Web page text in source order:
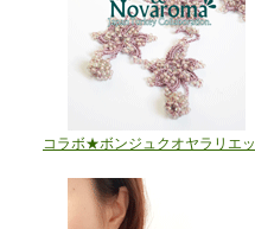
コラボ★ボンジュクオヤラリエ